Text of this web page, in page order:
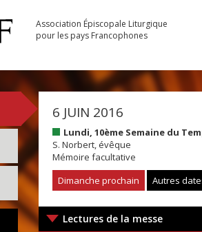
Association Épiscopale Liturgique
pour les pays Francophones
6 JUIN 2016
Lundi, 10ème Semaine du
S. Norbert, évêque
Mémoire facultative
Dimanche prochain
Autres
Lectures de la messe